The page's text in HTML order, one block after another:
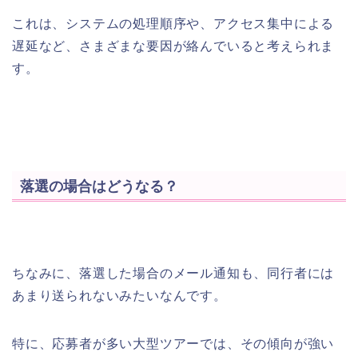
これは、システムの処理順序や、アクセス集中による
遅延など、さまざまな要因が絡んでいると考えられま
す。
落選の場合はどうなる？
ちなみに、落選した場合のメール通知も、同行者には
あまり送られないみたいなんです。
特に、応募者が多い大型ツアーでは、その傾向が強い